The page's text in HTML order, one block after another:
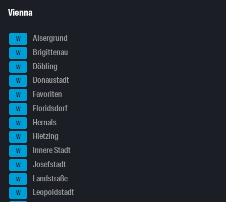
Vienna
W Alsergrund
W Brigittenau
W Döbling
W Donaustadt
W Favoriten
W Floridsdorf
W Hernals
W Hietzing
W Innere Stadt
W Josefstadt
W Landstraße
W Leopoldstadt